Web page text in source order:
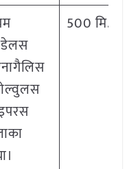
500 मि.ली